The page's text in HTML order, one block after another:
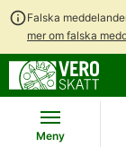
Falska
mer om falska
Meny